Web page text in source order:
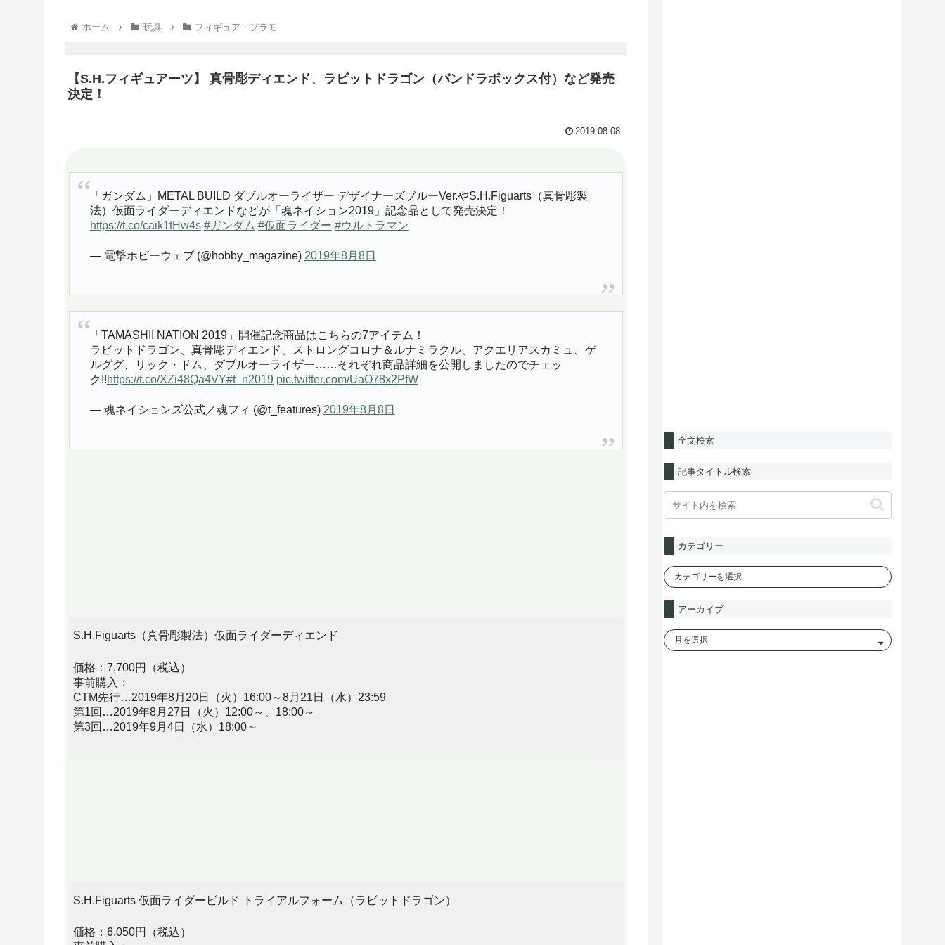
ホーム 玩具 フィギュア・プラモ
【S.H.フィギュアーツ】 真骨彫ディエンド、ラビットドラゴン（パンドラボックス付）など発売
決定！
2019.08.08
「ガンダム」METAL BUILD ダブルオーライザー デザイナーズブルーVer.やS.H.Figuarts（真骨彫製
法）仮面ライダーディエンドなどが「魂ネイション2019」記念品として発売決定！
https://t.co/caik1tHw4s #ガンダム #仮面ライダー #ウルトラマン
— 電撃ホビーウェブ (@hobby_magazine) 2019年8月8日
「TAMASHII NATION 2019」開催記念商品はこちらの7アイテム！
ラビットドラゴン、真骨彫ディエンド、ストロングコロナ＆ルナミラクル、アクエリアスカミュ、ゲ
ルググ、リック・ドム、ダブルオーライザー……それぞれ商品詳細を公開しましたのでチェッ
ク!!https://t.co/XZi48Qa4VY#t_n2019 pic.twitter.com/UaO78x2PfW
— 魂ネイションズ公式／魂フィ (@t_features) 2019年8月8日
S.H.Figuarts（真骨彫製法）仮面ライダーディエンド
価格：7,700円（税込）
事前購入：
CTM先行…2019年8月20日（火）16:00～8月21日（水）23:59
第1回…2019年8月27日（火）12:00～、18:00～
第3回…2019年9月4日（水）18:00～
S.H.Figuarts 仮面ライダービルド トライアルフォーム（ラビットドラゴン）
価格：6,050円（税込）
全文検索
記事タイトル検索
カテゴリー
アーカイブ